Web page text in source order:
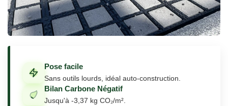
Pose facile
Sans outils lourds, idéal auto-construction.
Bilan Carbone Négatif
Jusqu'à -3,37 kg CO₂/m².